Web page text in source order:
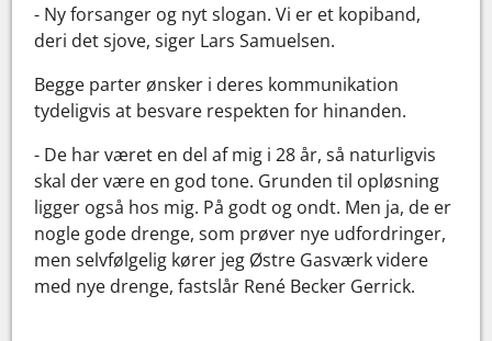
- Ny forsanger og nyt slogan. Vi er et kopiband,
deri det sjove, siger Lars Samuelsen.
Begge parter ønsker i deres kommunikation
tydeligvis at besvare respekten for hinanden.
- De har været en del af mig i 28 år, så naturligvis
skal der være en god tone. Grunden til opløsning
ligger også hos mig. På godt og ondt. Men ja, de er
nogle gode drenge, som prøver nye udfordringer,
men selvfølgelig kører jeg Østre Gasværk videre
med nye drenge, fastslår René Becker Gerrick.